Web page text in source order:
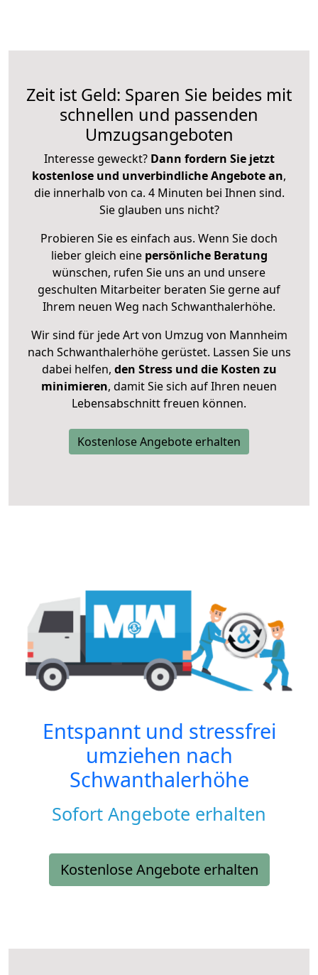
Zeit ist Geld: Sparen Sie beides mit
schnellen und passenden
Umzugsangeboten
Interesse geweckt? Dann fordern Sie jetzt
kostenlose und unverbindliche Angebote an,
die innerhalb von ca. 4 Minuten bei Ihnen sind.
Sie glauben uns nicht?
Probieren Sie es einfach aus. Wenn Sie doch
lieber gleich eine persönliche Beratung
wünschen, rufen Sie uns an und unsere
geschulten Mitarbeiter beraten Sie gerne auf
Ihrem neuen Weg nach Schwanthalerhöhe.
Wir sind für jede Art von Umzug von Mannheim
nach Schwanthalerhöhe gerüstet. Lassen Sie uns
dabei helfen, den Stress und die Kosten zu
minimieren, damit Sie sich auf Ihren neuen
Lebensabschnitt freuen können.
Kostenlose Angebote erhalten
Entspannt und stressfrei
umziehen nach
Schwanthalerhöhe
Sofort Angebote erhalten
Kostenlose Angebote erhalten